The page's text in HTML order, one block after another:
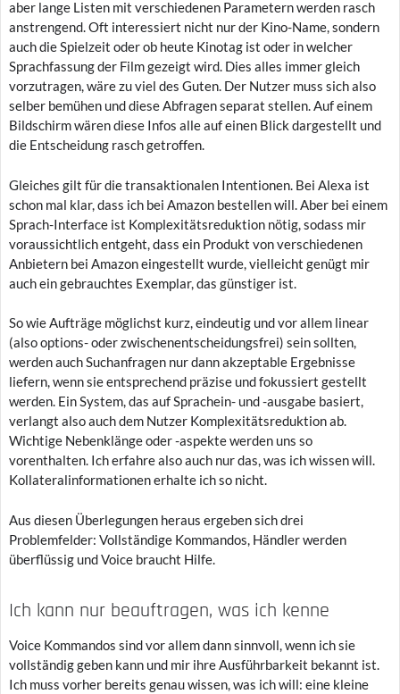
aber lange Listen mit verschiedenen Parametern werden rasch
anstrengend. Oft interessiert nicht nur der Kino-Name, sondern
auch die Spielzeit oder ob heute Kinotag ist oder in welcher
Sprachfassung der Film gezeigt wird. Dies alles immer gleich
vorzutragen, wäre zu viel des Guten. Der Nutzer muss sich also
selber bemühen und diese Abfragen separat stellen. Auf einem
Bildschirm wären diese Infos alle auf einen Blick dargestellt und
die Entscheidung rasch getroffen.
Gleiches gilt für die transaktionalen Intentionen. Bei Alexa ist
schon mal klar, dass ich bei Amazon bestellen will. Aber bei einem
Sprach-Interface ist Komplexitätsreduktion nötig, sodass mir
voraussichtlich entgeht, dass ein Produkt von verschiedenen
Anbietern bei Amazon eingestellt wurde, vielleicht genügt mir
auch ein gebrauchtes Exemplar, das günstiger ist.
So wie Aufträge möglichst kurz, eindeutig und vor allem linear
(also options- oder zwischenentscheidungsfrei) sein sollten,
werden auch Suchanfragen nur dann akzeptable Ergebnisse
liefern, wenn sie entsprechend präzise und fokussiert gestellt
werden. Ein System, das auf Sprachein- und -ausgabe basiert,
verlangt also auch dem Nutzer Komplexitätsreduktion ab.
Wichtige Nebenklänge oder -aspekte werden uns so
vorenthalten. Ich erfahre also auch nur das, was ich wissen will.
Kollateralinformationen erhalte ich so nicht.
Aus diesen Überlegungen heraus ergeben sich drei
Problemfelder: Vollständige Kommandos, Händler werden
überflüssig und Voice braucht Hilfe.
Ich kann nur beauftragen, was ich kenne
Voice Kommandos sind vor allem dann sinnvoll, wenn ich sie
vollständig geben kann und mir ihre Ausführbarkeit bekannt ist.
Ich muss vorher bereits genau wissen, was ich will: eine kleine